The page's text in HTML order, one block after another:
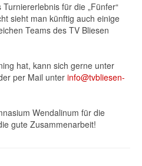
für die „Fünfer“
sieht man künftig auch einige
Teams des TV Bliesen
hat, kann sich gerne unter
per Mail unter info@tvbliesen-
Wendalinum für die
gute Zusammenarbeit!